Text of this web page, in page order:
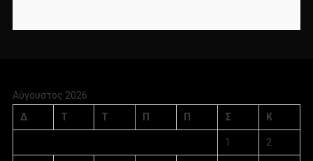
Αύγουστος 2026
Δ
Τ Τ Π Π Σ Κ
1 2